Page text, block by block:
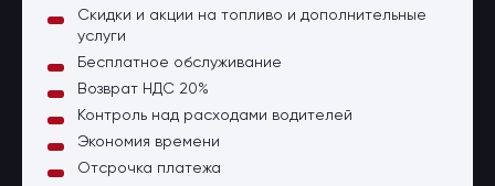
Скидки и акции на топливо и дополнительные
услуги
Бесплатное обслуживание
Возврат НДС 20%
Контроль над расходами водителей
Экономия времени
Отсрочка платежа